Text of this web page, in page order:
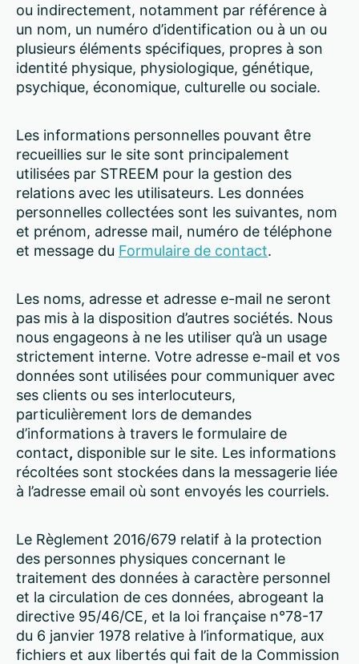
ou indirectement, notamment par référence à
un nom, un numéro d’identification ou à un ou
plusieurs éléments spécifiques, propres à son
identité physique, physiologique, génétique,
psychique, économique, culturelle ou sociale.
Les informations personnelles pouvant être
recueillies sur le site sont principalement
utilisées par STREEM pour la gestion des
relations avec les utilisateurs. Les données
personnelles collectées sont les suivantes, nom
et prénom, adresse mail, numéro de téléphone
et message du Formulaire de contact.
Les noms, adresse et adresse e-mail ne seront
pas mis à la disposition d’autres sociétés. Nous
nous engageons à ne les utiliser qu’à un usage
strictement interne. Votre adresse e-mail et vos
données sont utilisées pour communiquer avec
ses clients ou ses interlocuteurs,
particulièrement lors de demandes
d’informations à travers le formulaire de
contact, disponible sur le site. Les informations
récoltées sont stockées dans la messagerie liée
à l’adresse email où sont envoyés les courriels.
Le Règlement 2016/679 relatif à la protection
des personnes physiques concernant le
traitement des données à caractère personnel
et la circulation de ces données, abrogeant la
directive 95/46/CE, et la loi française n°78-17
du 6 janvier 1978 relative à l’informatique, aux
fichiers et aux libertés qui fait de la Commission